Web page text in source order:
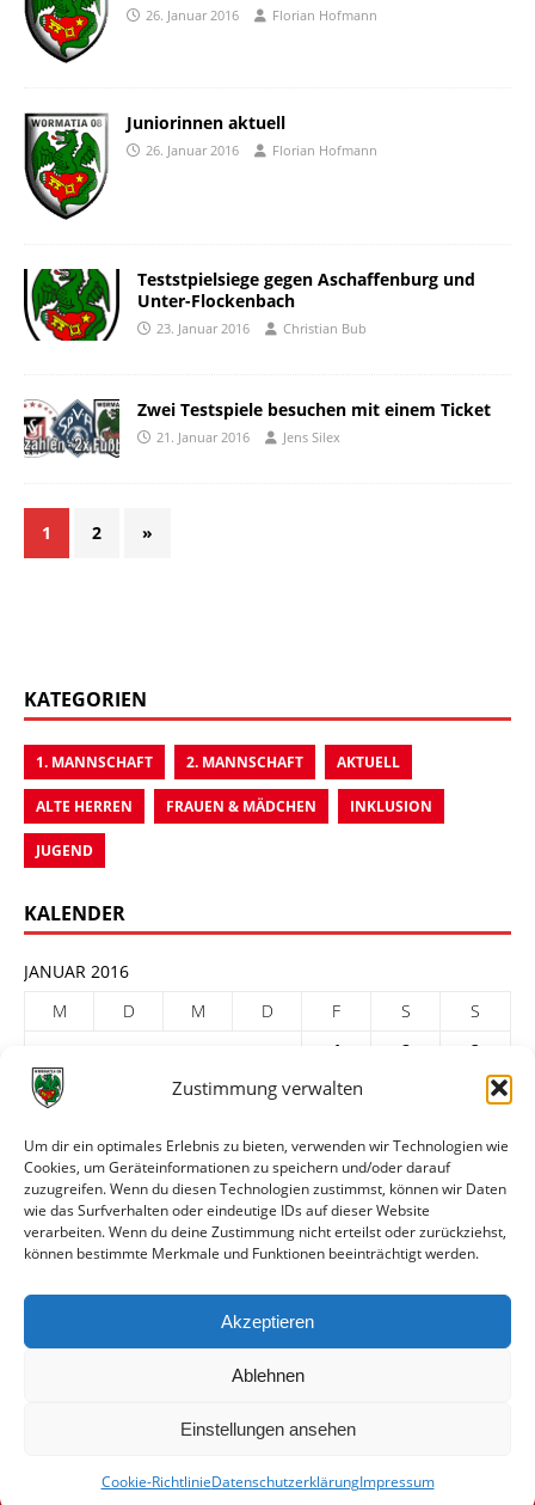
Zustimmung verwalten
Um dir ein optimales Erlebnis zu bieten, verwenden wir Technologien wie
Cookies, um Geräteinformationen zu speichern und/oder darauf
zuzugreifen. Wenn du diesen Technologien zustimmst, können wir Daten
wie das Surfverhalten oder eindeutige IDs auf dieser Website
verarbeiten. Wenn du deine Zustimmung nicht erteilst oder zurückziehst,
können bestimmte Merkmale und Funktionen beeinträchtigt werden.
Akzeptieren
Ablehnen
Einstellungen ansehen
Cookie-RichtlinieDatenschutzerklärungImpressum
26. Januar 2016 Florian Hofmann
Juniorinnen aktuell
26. Januar 2016 Florian Hofmann
Teststpielsiege gegen Aschaffenburg und
Unter-Flockenbach
23. Januar 2016 Christian Bub
Zwei Testspiele besuchen mit einem Ticket
21. Januar 2016 Jens Silex
1 2 »
KATEGORIEN
1. MANNSCHAFT 2. MANNSCHAFT AKTUELL
ALTE HERREN FRAUEN & MÄDCHEN INKLUSION
JUGEND
KALENDER
JANUAR 2016
M
D M D F S
S
1
2
3
4
6 7 8
18
19 20 21 22 23
25
26 27 28 29 30
« Dez.
Feb. »
ARCHIV
© VfR Wormatia Worms